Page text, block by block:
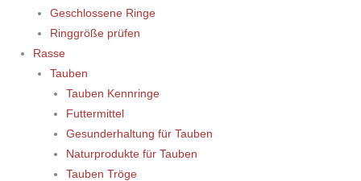
Geschlossene Ringe
Ringgröße prüfen
Rasse
Tauben
Tauben Kennringe
Futtermittel
Gesunderhaltung für Tauben
Naturprodukte für Tauben
Tauben Tröge